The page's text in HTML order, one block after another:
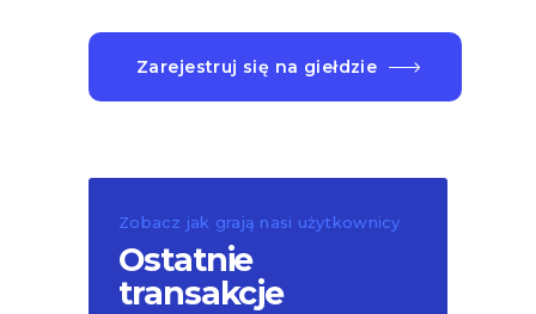
Zarejestruj się na giełdzie
Zobacz jak grają nasi użytkownicy
Ostatnie
transakcje